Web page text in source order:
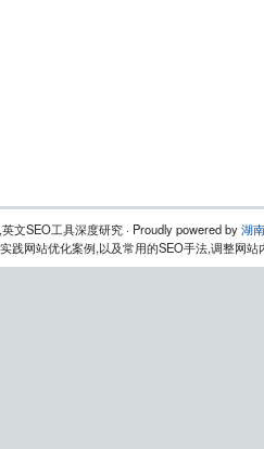
文SEO工具深度研究 · Proudly powered by湖
践网站优化案例,以及常用的SEO手法,调整网